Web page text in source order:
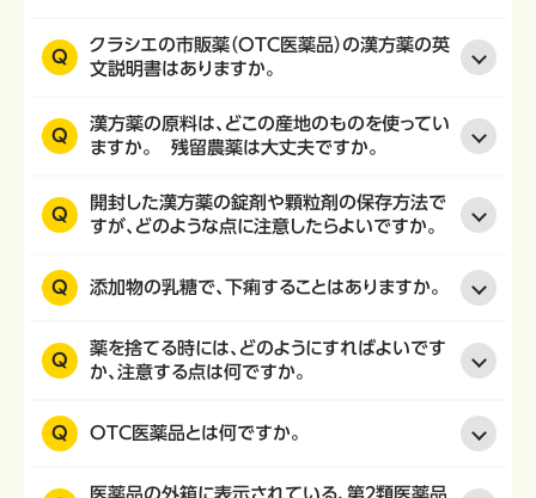
Q
クラシエの市販薬（OTC医薬品）の漢方薬の英
文説明書はありますか。
Q
漢方薬の原料は、どこの産地のものを使ってい
ますか。 残留農薬は大丈夫ですか。
Q
開封した漢方薬の錠剤や顆粒剤の保存方法で
すが、どのような点に注意したらよいですか。
Q 添加物の乳糖で、下痢することはありますか。
Q
薬を捨てる時には、どのようにすればよいです
か、注意する点は何ですか。
Q OTC医薬品とは何ですか。
医薬品の外箱に表示されている、第２類医薬品